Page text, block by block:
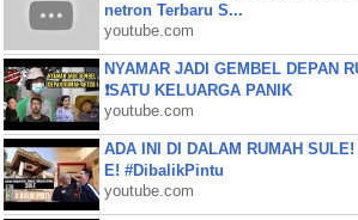
netron Terbaru S...
youtube.com
NYAMAR JADI GEMBEL DEPAN
❗SATU KELUARGA PANIK
youtube.com
ADA INI DI DALAM RUMAH
E! #DibalikPintu
youtube.com